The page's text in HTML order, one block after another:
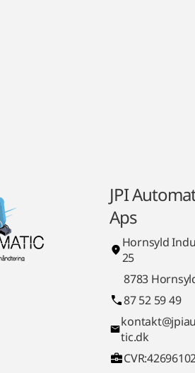
JPI
Aps
Hornsyld
25
8783
87 52 59 49
tic.dk